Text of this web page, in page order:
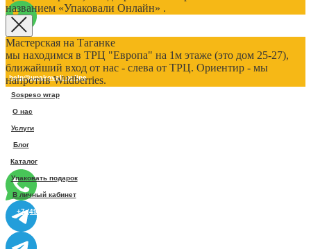
help@upakovali.online
Sospeso wrap
О нас
Услуги
Блог
Каталог
Упаковать подарок
В личный кабинет
+7 (495) 005-03-13
названием «Упаковали Онлайн» .
Мастерская на Таганке
мы находимся в ТРЦ "Европа" на 1м этаже (это дом 25-27),
ближайший вход от нас - слева от ТРЦ. Ориентир - мы
напротив Wildberries.